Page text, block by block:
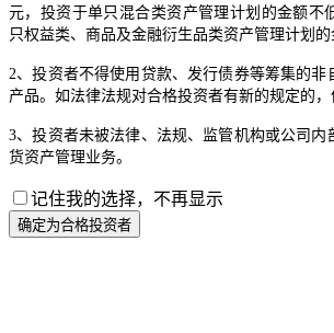
元，投资于单只混合类资产管理计划的金额不
只权益类、商品及金融衍生品类资产管理计划的
2、投资者不得使用贷款、发行债券等筹集的非
产品。如法律法规对合格投资者有新的规定的，
3、投资者未被法律、法规、监管机构或公司内
货资产管理业务。
记住我的选择，不再显示
确定为合格投资者